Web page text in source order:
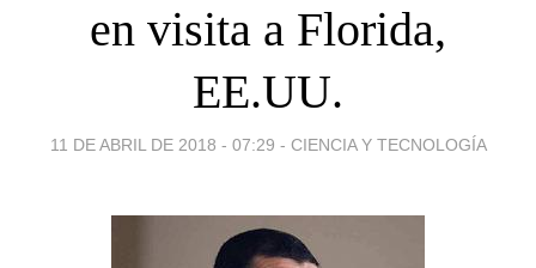
en visita a Florida,
EE.UU.
11 DE ABRIL DE 2018 - 07:29 - CIENCIA Y TECNOLOGÍA